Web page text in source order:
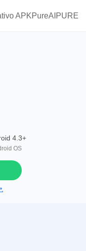
APKPureAIPURE
4.3+
OS